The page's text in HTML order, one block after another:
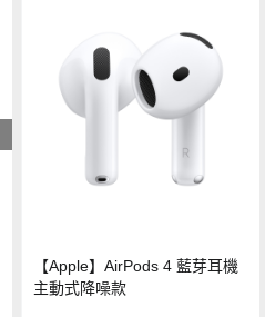
【Apple】AirPods 4 藍芽耳機
主動式降噪款